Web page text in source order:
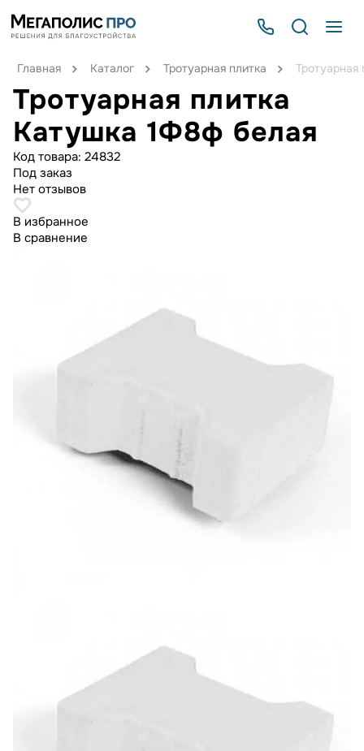
Главная Каталог Тротуарная плитка
Тротуарная плитка
Катушка 1Ф8ф белая
Код товара: 24832
Под заказ
Нет отзывов
В избранное
В сравнение